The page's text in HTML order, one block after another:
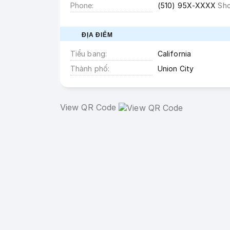
Phone
(510) 95X-XXXX
ĐỊA ĐIỂM
Tiểu bang
California
Thành phố
Union City
View QR Code